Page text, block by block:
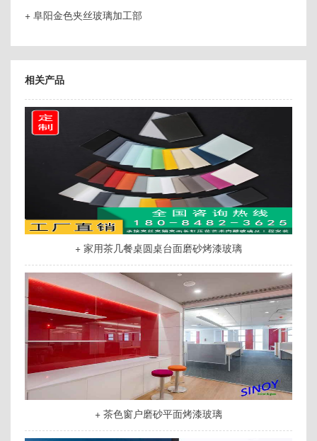
+ 阜阳金色夹丝玻璃加工部
相关产品
+ 家用茶几餐桌圆桌台面磨砂烤漆玻璃
+ 茶色窗户磨砂平面烤漆玻璃